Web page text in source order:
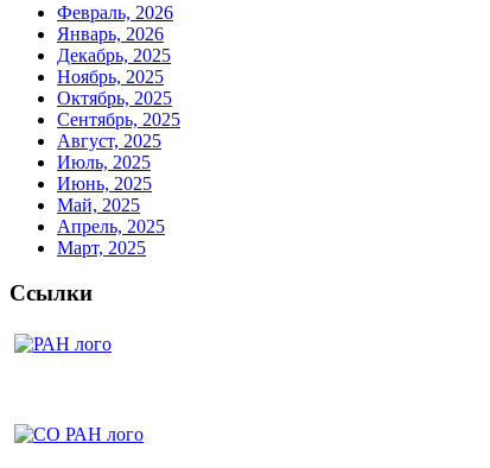
Февраль, 2026
Январь, 2026
Декабрь, 2025
Ноябрь, 2025
Октябрь, 2025
Сентябрь, 2025
Август, 2025
Июль, 2025
Июнь, 2025
Май, 2025
Апрель, 2025
Март, 2025
Ссылки